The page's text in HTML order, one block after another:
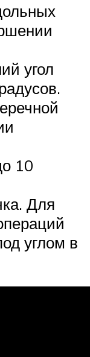
угол
10
Для
углом в